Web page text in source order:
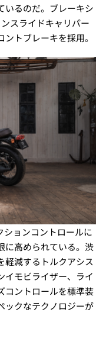
いるのだ。ブレーキシ
スライドキャリパー
トブレーキを採用。
ションコントロールに
に高められている。渋
軽減するトルクアシス
イモビライザー、ライ
コントロールを標準装
ックなテクノロジーが